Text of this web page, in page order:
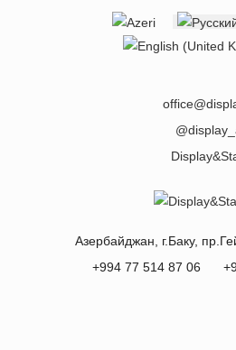
Азербайджан , г.Баку,
+994 77 514 87 06